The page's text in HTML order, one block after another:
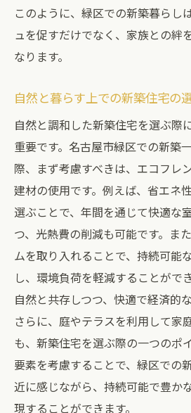
このように、緑区での新築暮らし
ュを促すだけでなく、家族との絆
なります。
自然と暮らす上での新築住宅の
自然と調和した新築住宅を選ぶ際
重要です。名古屋市緑区での新築
際、まず考慮すべきは、エコフレ
建材の使用です。例えば、省エネ
選ぶことで、年間を通じて快適な
つ、光熱費の削減も可能です。ま
ムを取り入れることで、持続可能
し、環境負荷を軽減することがで
自然と共存しつつ、快適で経済的
さらに、庭やテラスを利用して家
も、新築住宅を選ぶ際の一つのポ
要素を考慮することで、緑区での
近に感じながら、持続可能で豊か
現することができます。